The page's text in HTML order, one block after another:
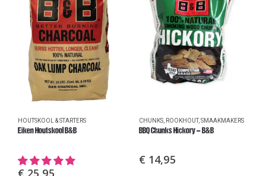
HOUTSKOOL & STARTERS
Eiken Houtskool B&B
CHUNKS, ROOKHOUT,SMAAKMAKERS
BBQ Chunks Hickory – B&B
€ 14,95